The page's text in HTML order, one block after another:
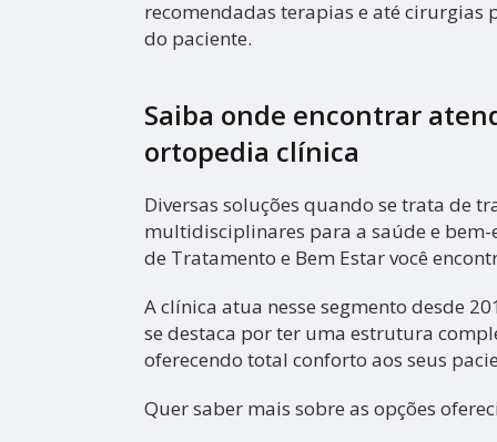
recomendadas terapias e até cirurgias
do paciente.
Saiba onde encontrar
ortopedia clínica
Diversas soluções quando se trata de
multidisciplinares para a saúde e bem-
de Tratamento e Bem Estar você
A clínica atua nesse segmento desde
se destaca por ter uma estrutura
oferecendo total conforto aos seus
Quer saber mais sobre as opções